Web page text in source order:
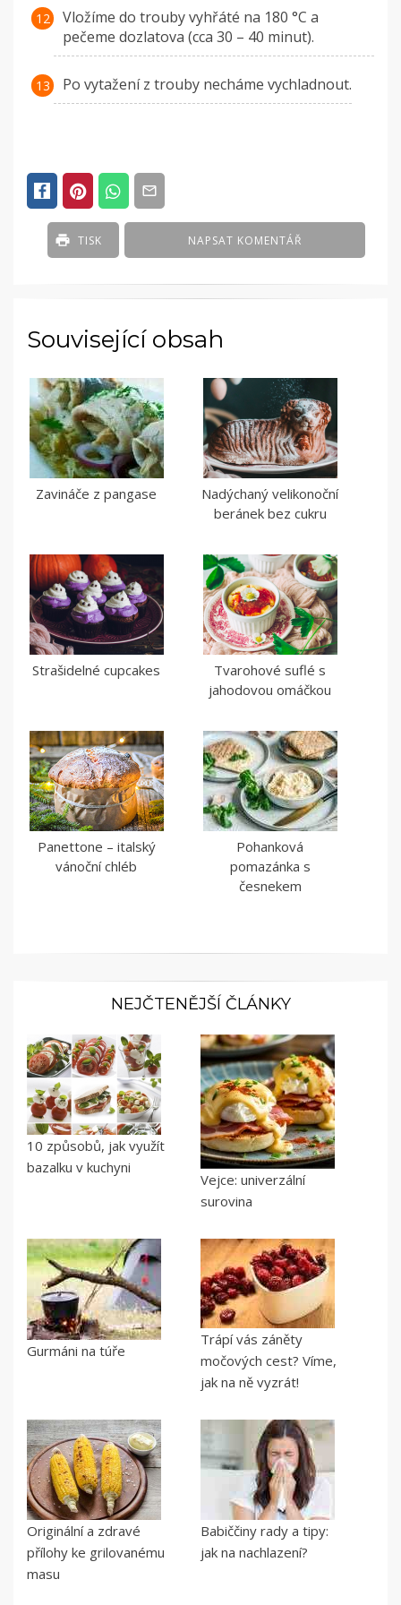
Vložíme do trouby vyhřáté na 180 °C a
pečeme dozlatova (cca 30 – 40 minut).
Po vytažení z trouby necháme vychladnout.
NAPSAT KOMENTÁŘ
TISK
Související obsah
Zavináče z pangase
Nadýchaný velikonoční
beránek bez cukru
Strašidelné cupcakes
Tvarohové suflé s
jahodovou omáčkou
Panettone – italský
vánoční chléb
Pohanková
pomazánka s
česnekem
NEJČTENĚJŠÍ ČLÁNKY
10 způsobů, jak využít
bazalku v kuchyni
Vejce: univerzální
surovina
Gurmáni na túře
Trápí vás záněty
močových cest? Víme,
jak na ně vyzrát!
Originální a zdravé
přílohy ke grilovanému
masu
Babiččiny rady a tipy:
jak na nachlazení?